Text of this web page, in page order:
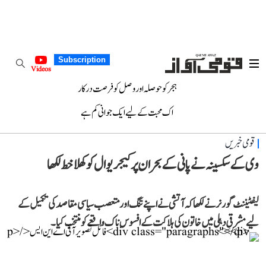
Subscription
Videos
ہجر کو حوصلہ اور وصل کو فرصت درکار
اک محبت کے لیے ایک جوانی کم ہے
قومی خبریں
وی کے سکسینہ نے پانی کے بحران پر کیجریوال کو کھلا خط لکھا
لیفٹیننٹ گورنر نے لکھا کہ آتشی نے اپنے تنگ اور متعصب سیاسی مقاصد کی تکمیل کے
لیے مشرقی دہلی میں خاتون کی ہلاکت کے افسوس ناک واقعے کو منتخب کیا۔